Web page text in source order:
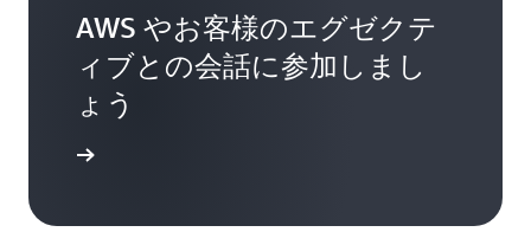
AWS やお客様のエグゼクテ
ィブとの会話に参加しまし
ょう